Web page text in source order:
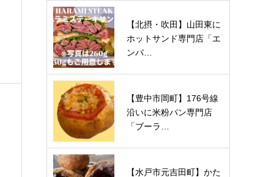
【北摂・吹田】山田東に
ホットサンド専門店「エ
ンバ…
【豊中市岡町】176号線
沿いに米粉パン専門店
「ブーラ…
【水戸市元吉田町】かた